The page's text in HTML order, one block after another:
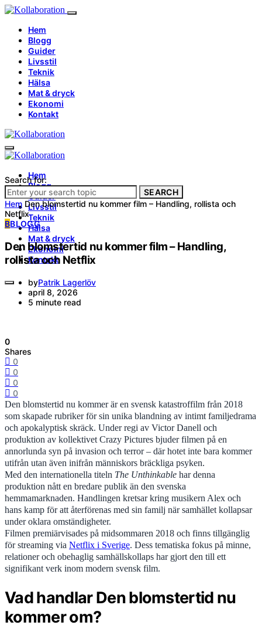
Hem
Blogg
Guider
Livsstil
Teknik
Hälsa
Mat & dryck
Ekonomi
Kontakt
Hem
Blogg
Guider
Livsstil
Teknik
Hälsa
Mat & dryck
Ekonomi
Kontakt
Search for:
SEARCH
Hem Den blomstertid nu kommer film – Handling, rollista och
Netflix
BBLOGG
Den blomstertid nu kommer film – Handling,
rollista och Netflix
byPatrik Lagerlöv
april 8, 2026
5 minute read
0
Shares
0
0
0
0
Den blomstertid nu kommer är en svensk katastroffilm från 2018
som skapade rubriker för sin unika blandning av intimt familjedrama
och apokalyptisk skräck. Under regi av Victor Danell och
produktion av kollektivet Crazy Pictures bjuder filmen på en
annorlunda syn på invasion och terror – där hotet inte bara kommer
utifrån utan även inifrån människors bräckliga psyken.
Med den internationella titeln The Unthinkable har denna
produktion nått en bredare publik än den svenska
hemmamarknaden. Handlingen kretsar kring musikern Alex och
hans kamp för att återförenas med sin familj när samhället kollapsar
under oklara omständigheter.
Filmen premiärvisades på midsommaren 2018 och finns tillgänglig
för streaming via Netflix i Sverige. Dess tematiska fokus på minne,
relationer och obehaglig samhällskollaps har gjort den till ett
signifikant verk inom modern svensk film.
Vad handlar Den blomstertid nu
kommer om?